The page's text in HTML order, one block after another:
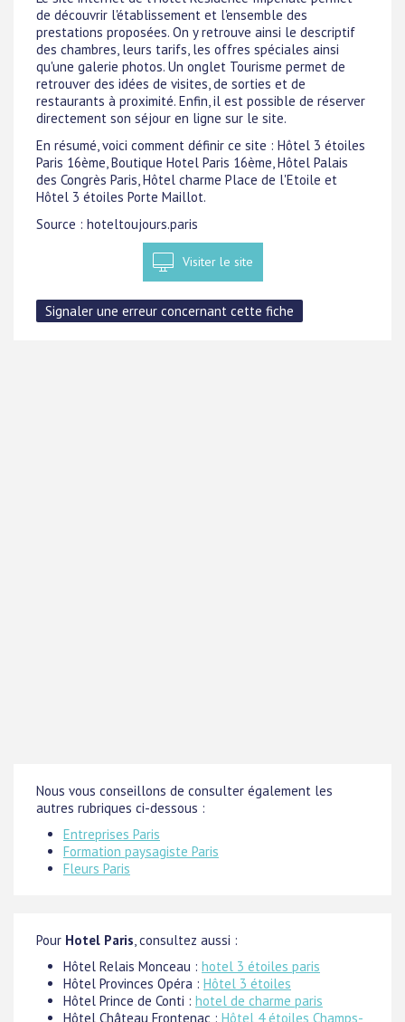
de découvrir l'établissement et l'ensemble des
prestations proposées. On y retrouve ainsi le descriptif
des chambres, leurs tarifs, les offres spéciales ainsi
qu'une galerie photos. Un onglet Tourisme permet de
retrouver des idées de visites, de sorties et de
restaurants à proximité. Enfin, il est possible de réserver
directement son séjour en ligne sur le site.
En résumé, voici comment définir ce site : Hôtel 3 étoiles
Paris 16ème, Boutique Hotel Paris 16ème, Hôtel Palais
des Congrès Paris, Hôtel charme Place de l'Etoile et
Hôtel 3 étoiles Porte Maillot.
Source : hoteltoujours.paris
Visiter le site
Nous vous conseillons de consulter également les
autres rubriques ci-dessous :
Entreprises Paris
Formation paysagiste Paris
Fleurs Paris
Pour Hotel Paris, consultez aussi :
Hôtel Relais Monceau : hotel 3 étoiles paris
Hôtel Provinces Opéra : Hôtel 3 étoiles
Hôtel Prince de Conti : hotel de charme paris
Hôtel Château Frontenac : Hôtel 4 étoiles Champs-